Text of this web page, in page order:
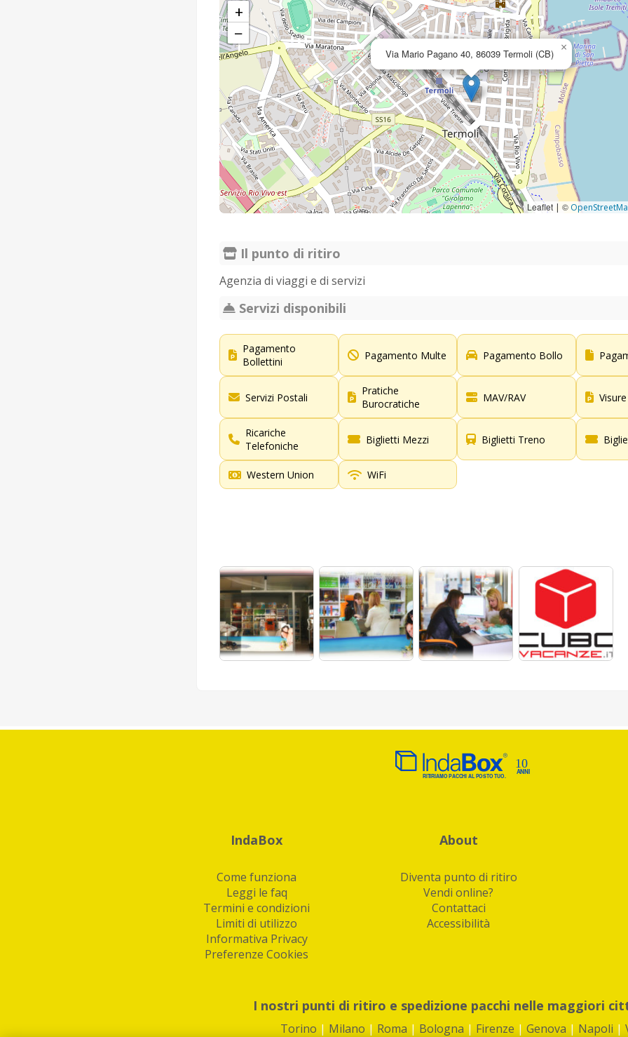
Via Mario Pagano 40, 86039 Termoli (CB) ×
+
−
Leaflet | ©
Il punto di ritiro
Agenzia di viaggi e di servizi
Servizi disponibili
Pagamento
Bollettini
Pagamento Multe Pagamento Bollo
Servizi Postali
Pratiche
Burocratiche
MAV/RAV Visure
Ricariche
Telefoniche
Biglietti Mezzi Biglietti Treno
Western Union WiFi
IndaBox
Come funziona
Leggi le faq
Termini e condizioni
Limiti di utilizzo
Informativa Privacy
Preferenze Cookies
About
Diventa punto di ritiro
Vendi online?
Contattaci
Accessibilità
I nostri punti di ritiro e spedizione pacchi nelle maggiori
Torino | Milano | Roma | Bologna | Firenze | Genova | Napoli |